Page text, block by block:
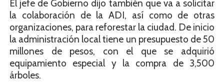
El jefe de Gobierno dijo también que va a solicitar
la colaboración de la ADI, así como de otras
organizaciones, para reforestar la ciudad. De inicio
la administración local tiene un presupuesto de 50
millones de pesos, con el que se adquirió
equipamiento especial y la compra de 3,500
árboles.